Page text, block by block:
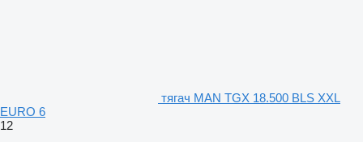
тягач MAN TGX 18.500 BLS XXL
EURO 6
12